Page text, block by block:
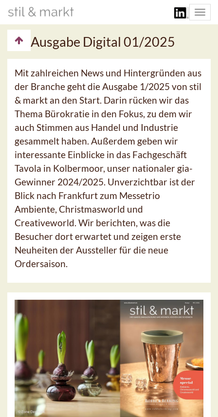
Ausgabe Digital 01/2025
Mit zahlreichen News und Hintergründen aus
der Branche geht die Ausgabe 1/2025 von stil
& markt an den Start. Darin rücken wir das
Thema Bürokratie in den Fokus, zu dem wir
auch Stimmen aus Handel und Industrie
gesammelt haben. Außerdem geben wir
interessante Einblicke in das Fachgeschäft
Tavola in Kolbermoor, unser nationaler gia-
Gewinner 2024/2025. Unverzichtbar ist der
Blick nach Frankfurt zum Messetrio
Ambiente, Christmasworld und
Creativeworld. Wir berichten, was die
Besucher dort erwartet und zeigen erste
Neuheiten der Aussteller für die neue
Ordersaison.